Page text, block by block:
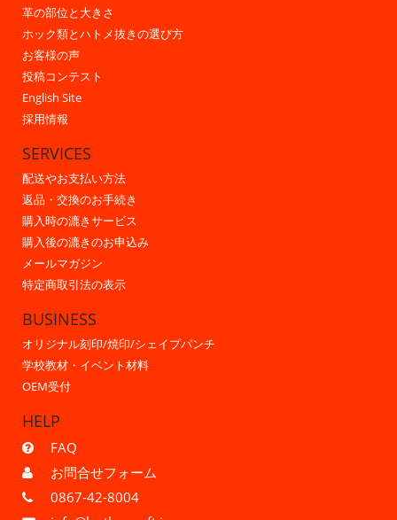
革の部位と大きさ
ホック類とハトメ抜きの選び方
お客様の声
投稿コンテスト
English Site
採用情報
SERVICES
配送やお支払い方法
返品・交換のお手続き
購入時の漉きサービス
購入後の漉きのお申込み
メールマガジン
特定商取引法の表示
BUSINESS
オリジナル刻印/焼印/シェイプパンチ
学校教材・イベント材料
OEM受付
HELP
FAQ
お問合せフォーム
0867-42-8004